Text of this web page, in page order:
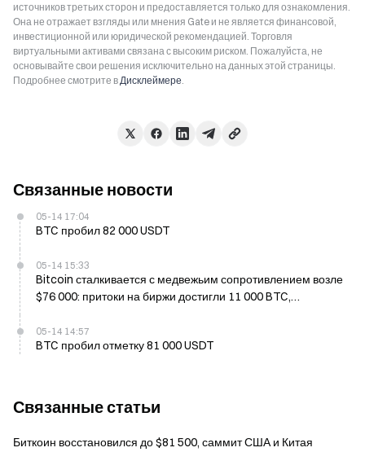
источников третьих сторон и предоставляется только для ознакомления.
Она не отражает взгляды или мнения Gate и не является финансовой,
инвестиционной или юридической рекомендацией. Торговля
виртуальными активами связана с высоким риском. Пожалуйста, не
основывайте свои решения исключительно на данных этой страницы.
Подробнее смотрите вДисклеймере.
Связанные новости
05-14 17:04
BTC пробил 82 000 USDT
05-14 15:33
Bitcoin сталкивается с медвежьим сопротивлением возле
$76 000: притоки на биржи достигли 11 000 BTC,
05-14 14:57
BTC пробил отметку 81 000 USDT
Связанные статьи
Биткоин восстановился до $81 500, саммит США и Китая